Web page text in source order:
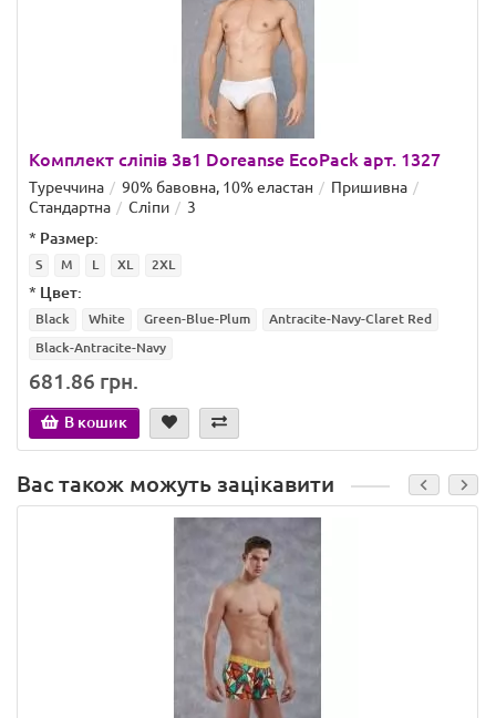
Комплект сліпів 3в1 Doreanse EcoPack арт. 1327
Туреччина 90% бавовна, 10% еластан
Пришивна
Стандартна
Сліпи
3
* Размер:
S M L XL 2XL
* Цвет:
Black White Green-Blue-Plum
Antracite-Navy-Claret Red
Black-Antracite-Navy
681.86 грн.
В кошик
Вас також можуть зацікавити